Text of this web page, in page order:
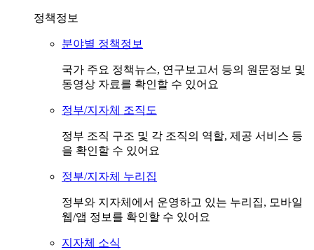
정책정보
분야별 정책정보
국가 주요 정책뉴스, 연구보고서 등의 원문정보 및
동영상 자료를 확인할 수 있어요
정부/지자체 조직도
정부 조직 구조 및 각 조직의 역할, 제공 서비스 등
을 확인할 수 있어요
정부/지자체 누리집
정부와 지자체에서 운영하고 있는 누리집, 모바일
웹/앱 정보를 확인할 수 있어요
지자체 소식